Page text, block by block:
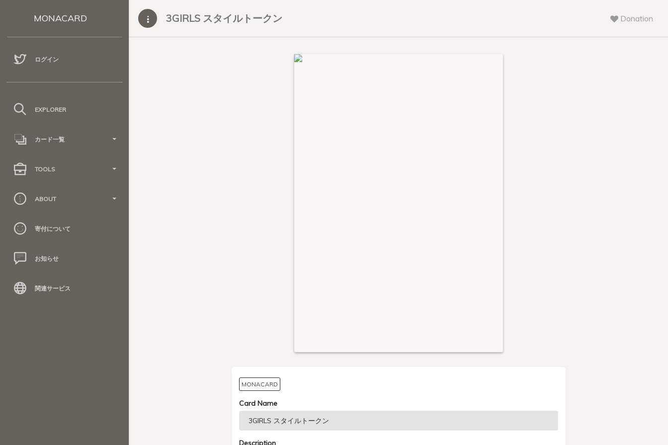
MONACARD
ログイン
EXPLORER
カード一覧
TOOLS
ABOUT
寄付について
お知らせ
関連サービス
3GIRLS スタイルトークン Donation
MONACARD
Card Name
Description